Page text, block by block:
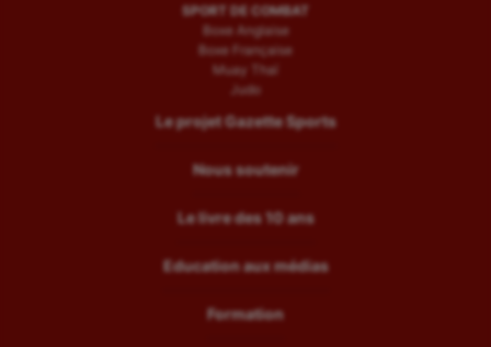
SPORT DE COMBAT
Boxe Anglaise
Boxe Française
Muay Thaï
Judo
Le projet Gazette Sports
Nous soutenir
Le livre des 10 ans
Education aux médias
Formation